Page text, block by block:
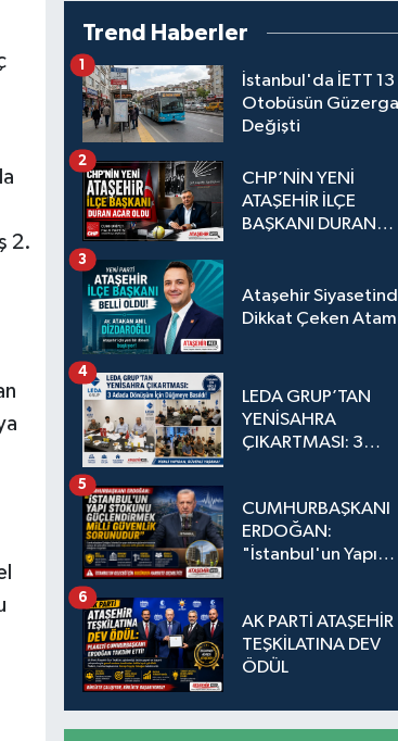
2.
Trend Haberler
İstanbul'da İETT 13
Otobüsün
Değişti
1
CHP’NİN YENİ
ATAŞEHİR İLÇE
BAŞKANI DURAN
2
Ataşehir
Dikkat Çeken
3
LEDA GRUP’TAN
YENİSAHRA
ÇIKARTMASI: 3
4
CUMHURBAŞKANI
ERDOĞAN:
"İstanbul'un Yapı
Güvenlik
5
AK PARTİ ATAŞEHİR
TEŞKİLATINA DEV
ÖDÜL
6